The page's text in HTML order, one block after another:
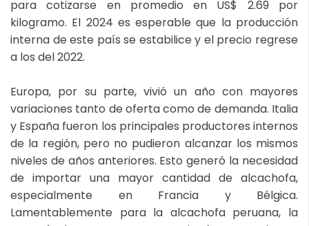
para cotizarse en promedio en US$ 2.69 por
kilogramo. El 2024 es esperable que la producción
interna de este país se estabilice y el precio regrese
a los del 2022.
Europa, por su parte, vivió un año con mayores
variaciones tanto de oferta como de demanda. Italia
y España fueron los principales productores internos
de la región, pero no pudieron alcanzar los mismos
niveles de años anteriores. Esto generó la necesidad
de importar una mayor cantidad de alcachofa,
especialmente en Francia y Bélgica.
Lamentablemente para la alcachofa peruana, la